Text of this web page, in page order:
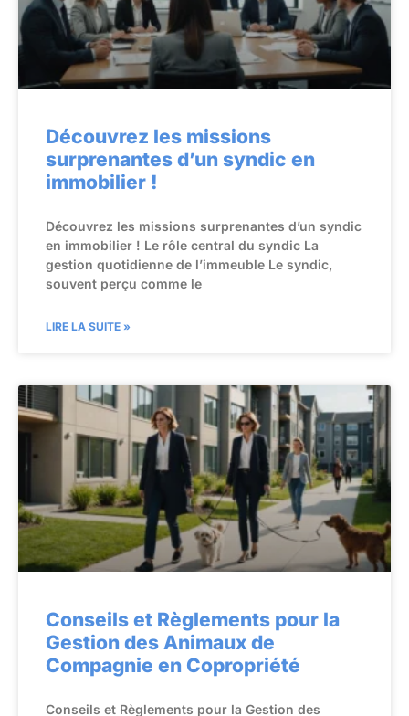
Découvrez les missions
surprenantes d’un syndic en
immobilier !
Découvrez les missions surprenantes d’un syndic
en immobilier ! Le rôle central du syndic La
gestion quotidienne de l’immeuble Le syndic,
souvent perçu comme le
LIRE LA SUITE »
Conseils et Règlements pour la
Gestion des Animaux de
Compagnie en Copropriété
Conseils et Règlements pour la Gestion des